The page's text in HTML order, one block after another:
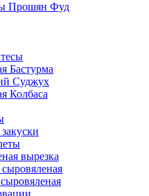
Прошян Фуд
Бастурма
Суджух
Колбаса
вырезка